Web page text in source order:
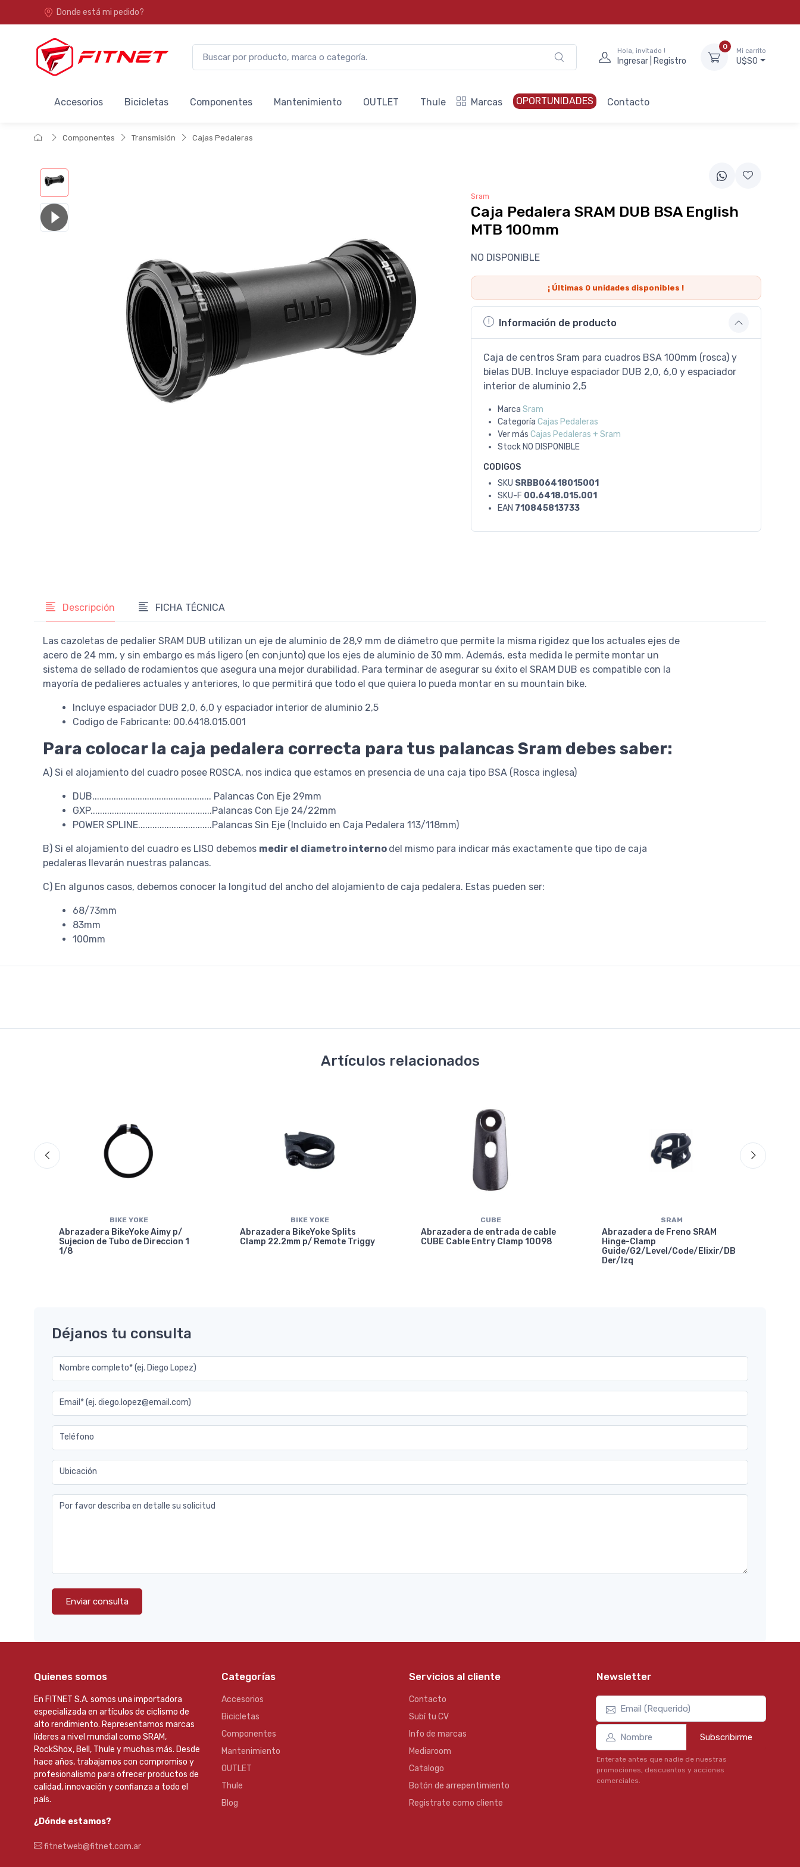
Donde está mi pedido?
Hola, invitado !
Ingresar | Registro
0
Mi carrito
U$S0
Accesorios Bicicletas Componentes Mantenimiento OUTLET Thule Marcas OPORTUNIDADES Contacto
Componentes Transmisión Cajas Pedaleras
Sram
Caja Pedalera SRAM DUB BSA English
MTB 100mm
NO DISPONIBLE
¡ Últimas 0 unidades disponibles !
Información de producto
Caja de centros Sram para cuadros BSA 100mm (rosca) y
bielas DUB. Incluye espaciador DUB 2,0, 6,0 y espaciador
interior de aluminio 2,5
Marca Sram
Categoría Cajas Pedaleras
Ver más Cajas Pedaleras + Sram
Stock NO DISPONIBLE
CODIGOS
SKU SRBB06418015001
SKU-F 00.6418.015.001
EAN 710845813733
Descripción FICHA TÉCNICA
Las cazoletas de pedalier SRAM DUB utilizan un eje de aluminio de 28,9 mm de diámetro que permite la misma rigidez que los actuales ejes de
acero de 24 mm, y sin embargo es más ligero (en conjunto) que los ejes de aluminio de 30 mm. Además, esta medida le permite montar un
sistema de sellado de rodamientos que asegura una mejor durabilidad. Para terminar de asegurar su éxito el SRAM DUB es compatible con la
mayoría de pedalieres actuales y anteriores, lo que permitirá que todo el que quiera lo pueda montar en su mountain bike.
Incluye espaciador DUB 2,0, 6,0 y espaciador interior de aluminio 2,5
Codigo de Fabricante: 00.6418.015.001
Para colocar la caja pedalera correcta para tus palancas Sram debes saber:
A) Si el alojamiento del cuadro posee ROSCA, nos indica que estamos en presencia de una caja tipo BSA (Rosca inglesa)
DUB.................................................. Palancas Con Eje 29mm
GXP...................................................Palancas Con Eje 24/22mm
POWER SPLINE...............................Palancas Sin Eje (Incluido en Caja Pedalera 113/118mm)
B) Si el alojamiento del cuadro es LISO debemos medir el diametro interno del mismo para indicar más exactamente que tipo de caja
pedaleras llevarán nuestras palancas.
C) En algunos casos, debemos conocer la longitud del ancho del alojamiento de caja pedalera. Estas pueden ser:
68/73mm
83mm
100mm
Artículos relacionados
BIKE YOKE
Abrazadera BikeYoke Aimy p/
Sujecion de Tubo de Direccion 1
1/8
BIKE YOKE
Abrazadera BikeYoke Splits
Clamp 22.2mm p/ Remote Triggy
CUBE
Abrazadera de entrada de cable
CUBE Cable Entry Clamp 10098
SRAM
Abrazadera de Freno SRAM
Hinge-Clamp
Guide/G2/Level/Code/Elixir/DB
Der/Izq
Déjanos tu consulta
Nombre completo* (ej. Diego Lopez)
Email* (ej. diego.lopez@email.com)
Teléfono
Ubicación
Por favor describa en detalle su solicitud
Enviar consulta
Quienes somos
En FITNET S.A. somos una importadora
especializada en artículos de ciclismo de
alto rendimiento. Representamos marcas
líderes a nivel mundial como SRAM,
RockShox, Bell, Thule y muchas más. Desde
hace años, trabajamos con compromiso y
profesionalismo para ofrecer productos de
calidad, innovación y confianza a todo el
país.
¿Dónde estamos?
fitnetweb@fitnet.com.ar
Categorías
Accesorios
Bicicletas
Componentes
Mantenimiento
OUTLET
Thule
Blog
Servicios al cliente
Contacto
Subí tu CV
Info de marcas
Mediaroom
Catalogo
Botón de arrepentimiento
Registrate como cliente
Newsletter
Subscribirme
Enterate antes que nadie de nuestras
promociones, descuentos y acciones
comerciales.